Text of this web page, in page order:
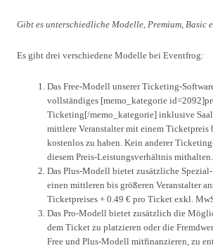
Gibt es unterschiedliche Modelle, Premium, Basic
Es gibt drei verschiedene Modelle bei Eventfrog:
Das Free-Modell unserer Ticketing-
vollständiges [memo_kategorie
Ticketing[/memo_kategorie] inklusive
mittlere Veranstalter mit einem Ticketpreis
kostenlos zu haben. Kein anderer
diesem Preis-Leistungsverhältnis mithalten.
Das Plus-Modell bietet zusätzliche
einen mittleren bis größeren Veranstalter
Ticketpreises + 0.49 € pro Ticket exkl.
Das Pro-Modell bietet zusätzlich die
dem Ticket zu platzieren oder die
Free und Plus-Modell mitfinanzieren, zu